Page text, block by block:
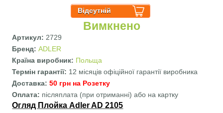
Вимкнено
Артикул:2729
Бренд:ADLER
Країна виробник: Польща
Термін гарантії: 12 місяців офіційної гарантії виробника
Доставка:50 грн на Розетку
Оплата: післяплата (при отриманні) або на картку
Огляд Плойка Adler AD 2105